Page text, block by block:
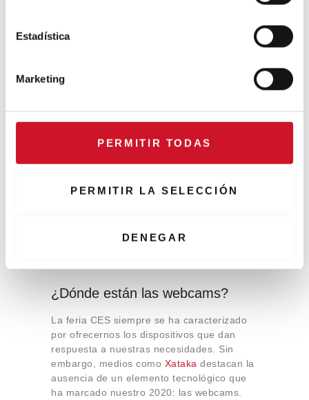
i
Estadística
Marketing
PERMITIR TODAS
PERMITIR LA SELECCIÓN
DENEGAR
¿Dónde están las webcams?
La feria CES siempre se ha caracterizado
por ofrecernos los dispositivos que dan
respuesta a nuestras necesidades. Sin
embargo, medios como Xataka destacan la
ausencia de un elemento tecnológico que
ha marcado nuestro 2020: las webcams.